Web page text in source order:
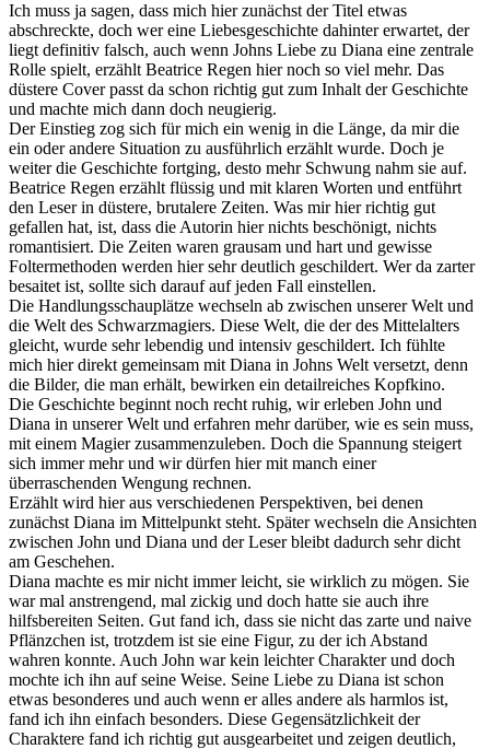
Ich muss ja sagen, dass mich hier zunächst der Titel etwas
abschreckte, doch wer eine Liebesgeschichte dahinter erwartet, der
liegt definitiv falsch, auch wenn Johns Liebe zu Diana eine zentrale
Rolle spielt, erzählt Beatrice Regen hier noch so viel mehr. Das
düstere Cover passt da schon richtig gut zum Inhalt der Geschichte
und machte mich dann doch neugierig.
Der Einstieg zog sich für mich ein wenig in die Länge, da mir die
ein oder andere Situation zu ausführlich erzählt wurde. Doch je
weiter die Geschichte fortging, desto mehr Schwung nahm sie auf.
Beatrice Regen erzählt flüssig und mit klaren Worten und entführt
den Leser in düstere, brutalere Zeiten. Was mir hier richtig gut
gefallen hat, ist, dass die Autorin hier nichts beschönigt, nichts
romantisiert. Die Zeiten waren grausam und hart und gewisse
Foltermethoden werden hier sehr deutlich geschildert. Wer da zarter
besaitet ist, sollte sich darauf auf jeden Fall einstellen.
Die Handlungsschauplätze wechseln ab zwischen unserer Welt und
die Welt des Schwarzmagiers. Diese Welt, die der des Mittelalters
gleicht, wurde sehr lebendig und intensiv geschildert. Ich fühlte
mich hier direkt gemeinsam mit Diana in Johns Welt versetzt, denn
die Bilder, die man erhält, bewirken ein detailreiches Kopfkino.
Die Geschichte beginnt noch recht ruhig, wir erleben John und
Diana in unserer Welt und erfahren mehr darüber, wie es sein muss,
mit einem Magier zusammenzuleben. Doch die Spannung steigert
sich immer mehr und wir dürfen hier mit manch einer
überraschenden Wengung rechnen.
Erzählt wird hier aus verschiedenen Perspektiven, bei denen
zunächst Diana im Mittelpunkt steht. Später wechseln die Ansichten
zwischen John und Diana und der Leser bleibt dadurch sehr dicht
am Geschehen.
Diana machte es mir nicht immer leicht, sie wirklich zu mögen. Sie
war mal anstrengend, mal zickig und doch hatte sie auch ihre
hilfsbereiten Seiten. Gut fand ich, dass sie nicht das zarte und naive
Pflänzchen ist, trotzdem ist sie eine Figur, zu der ich Abstand
wahren konnte. Auch John war kein leichter Charakter und doch
mochte ich ihn auf seine Weise. Seine Liebe zu Diana ist schon
etwas besonderes und auch wenn er alles andere als harmlos ist,
fand ich ihn einfach besonders. Diese Gegensätzlichkeit der
Charaktere fand ich richtig gut ausgearbeitet und zeigen deutlich,